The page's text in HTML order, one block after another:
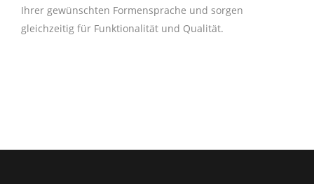
Ihrer gewünschten Formensprache und sorgen
gleichzeitig für Funktionalität und Qualität.